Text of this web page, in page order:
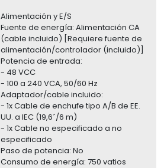
Alimentación y E/S
Fuente de energía: Alimentación CA
(cable incluido) [Requiere fuente de
alimentación/controlador (incluido)]
Potencia de entrada:
- 48 VCC
- 100 a 240 VCA, 50/60 Hz
Adaptador/cable incluido:
- 1x Cable de enchufe tipo A/B de EE.
UU. a IEC (19,6´/6 m)
- 1x Cable no especificado a no
especificado
Paso de potencia: No
Consumo de energía: 750 vatios